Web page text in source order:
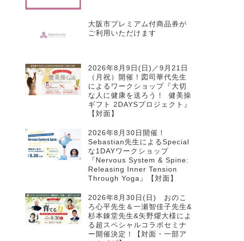
大阪市プレミアム付商品券が
ご利用いただけます
2026年8月9日(日)／9月21日
（月祝）開催！図司華代先生
によるワークショップ『大切
な人に健康を送ろう！ 健美操
ギフト 2DAYSプロジェクト』
【対面】
2026年8月30日開催！
Sebastian先生によるSpecial
な1DAYワークショップ
『Nervous System & Spine:
Releasing Inner Tension
Through Yoga』【対面】
2026年8月30日(日) おのこ
ろ心平先生＆一瀬智佳子先生&
杉本錬堂先生&矢野燿大様によ
る超スペシャルコラボセミナ
ー開催決定！【対面・一部ア